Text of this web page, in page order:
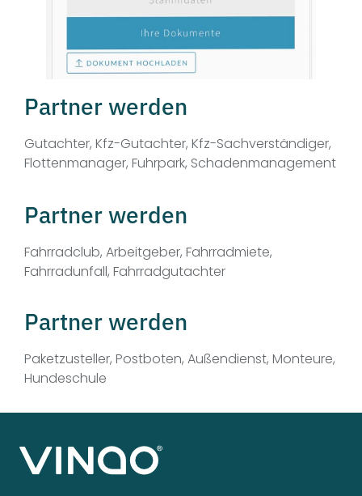
Partner werden
Gutachter, Kfz-Gutachter, Kfz-Sachverständiger,
Flottenmanager, Fuhrpark, Schadenmanagement
Partner werden
Fahrradclub, Arbeitgeber, Fahrradmiete,
Fahrradunfall, Fahrradgutachter
Partner werden
Paketzusteller, Postboten, Außendienst, Monteure,
Hundeschule